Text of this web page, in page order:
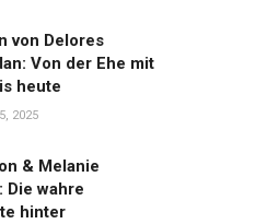
von Delores
Von der Ehe mit
heute
2025
& Melanie
Die wahre
hinter